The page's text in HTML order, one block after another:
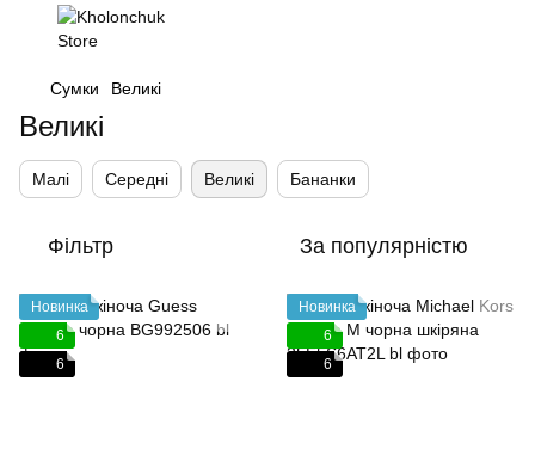
Сумки Великі
Великі
Малі Середні Великі Бананки
Фільтр За популярністю
Новинка
6
6
Новинка
6
6